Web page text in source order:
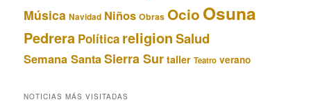
Música Navidad Niños Obras Ocio Osuna
Pedrera Política religionSalud
Semana SantaSierra Sur taller Teatro verano
NOTICIAS MÁS VISITADAS